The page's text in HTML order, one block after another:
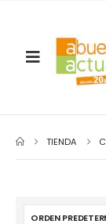
TIENDA